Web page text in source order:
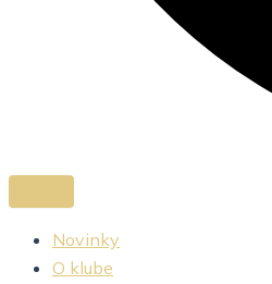
Novinky
O klube